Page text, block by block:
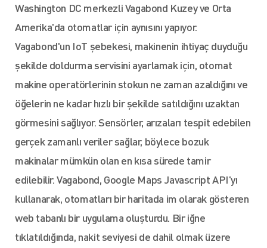
Washington DC merkezli Vagabond Kuzey ve Orta
Amerika'da otomatlar için aynısını yapıyor.
Vagabond'un IoT şebekesi, makinenin ihtiyaç duyduğu
şekilde doldurma servisini ayarlamak için, otomat
makine operatörlerinin stokun ne zaman azaldığını ve
öğelerin ne kadar hızlı bir şekilde satıldığını uzaktan
görmesini sağlıyor. Sensörler, arızaları tespit edebilen
gerçek zamanlı veriler sağlar, böylece bozuk
makinalar mümkün olan en kısa sürede tamir
edilebilir. Vagabond, Google Maps Javascript API'yı
kullanarak, otomatları bir haritada im olarak gösteren
web tabanlı bir uygulama oluşturdu. Bir iğne
tıklatıldığında, nakit seviyesi de dahil olmak üzere